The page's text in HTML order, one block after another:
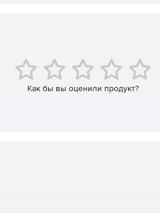
Как бы вы оценили продукт?